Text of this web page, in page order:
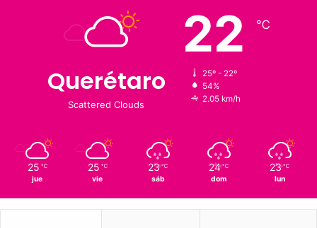
Querétaro
Scattered Clouds
22 ℃
25º - 22º
54%
2.05 km/h
25 ℃
jue
25 ℃
vie
23 ℃
sáb
24 ℃
dom
23 ℃
lun